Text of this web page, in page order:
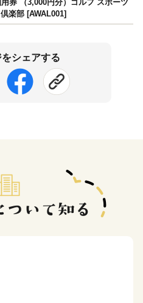
券 （3,000円分）ゴルフ スポーツ
楽部 [AWAL001]
シェアする